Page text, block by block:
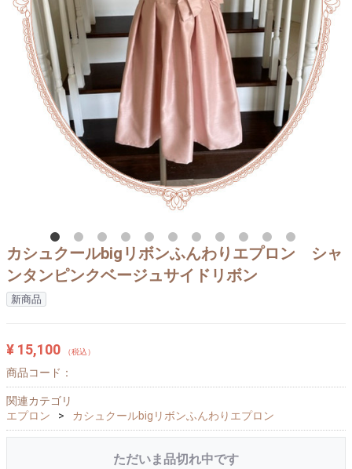
カシュクールbigリボンふんわりエプロン シャ
ンタンピンクベージュサイドリボン
新商品
¥ 15,100 （税込）
商品コード：
関連カテゴリ
エプロン
カシュクールbigリボンふんわりエプロン
ただいま品切れ中です